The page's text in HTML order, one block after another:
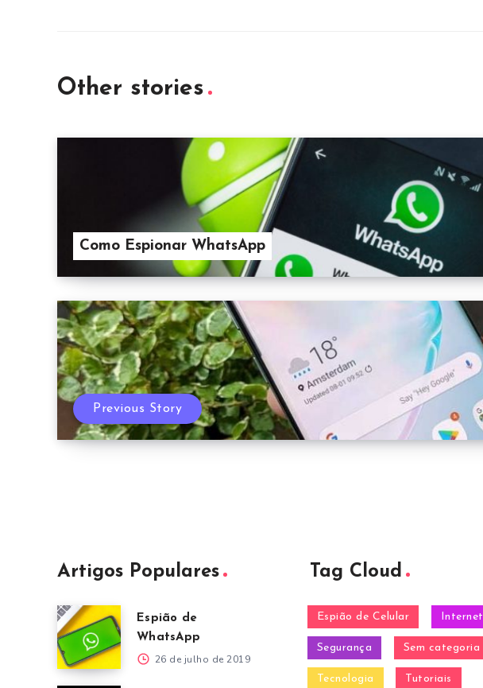
Other stories
Como Espionar WhatsApp
Previous Story
Artigos Populares
Espião de
WhatsApp
26 de julho de 2019
Tag Cloud
Espião de Celular Internet
Segurança Sem categoria
Tecnologia Tutoriais